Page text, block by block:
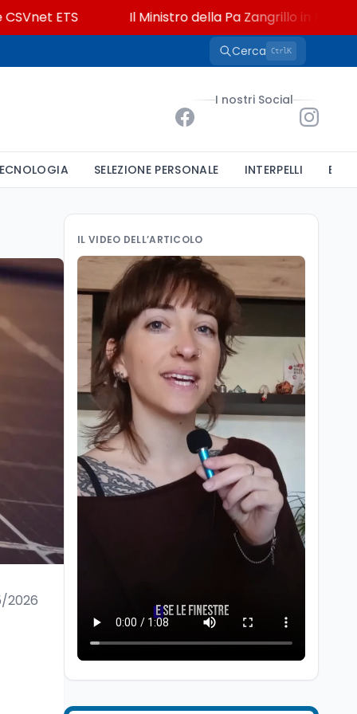
ETS Il Ministro della Pa Zangrillo in
Cerca CtrlK
I nostri Social
SELEZIONE PERSONALE INTERPELLI
2026
IL VIDEO DELL’ARTICOLO
5 ago
Consiglio di Stato:
scorrere la graduatoria
Lavoro 5 ago
CSVnet ETS
Scuola5 ago